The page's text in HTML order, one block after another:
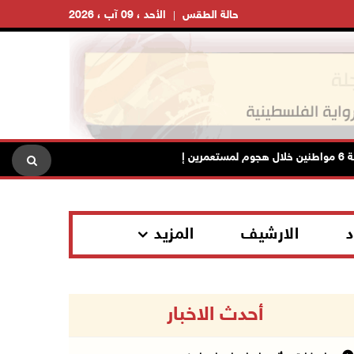
الأحد ، 09 آب ، 2026 حالة الطقس
هيئة الجدار: الاحتلال يطرح عطاءً
الارشيف المزيد
أحدث الاخبار